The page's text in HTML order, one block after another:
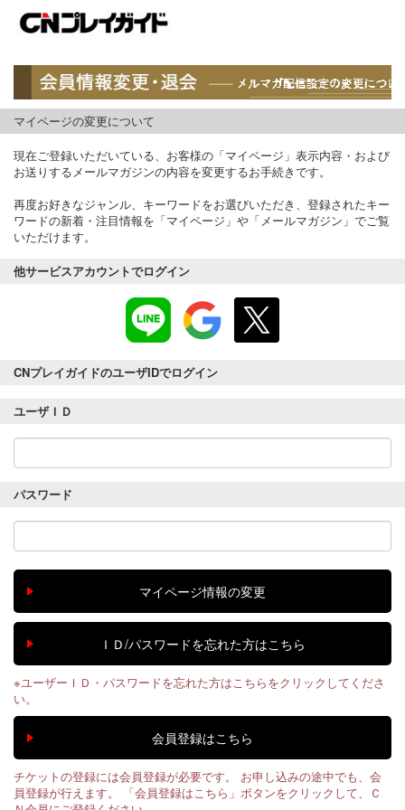
マイページの変更について
現在ご登録いただいている、お客様の「マイページ」表示内容・および
お送りするメールマガジンの内容を変更するお手続きです。
再度お好きなジャンル、キーワードをお選びいただき、登録されたキー
ワードの新着・注目情報を「マイページ」や「メールマガジン」でご覧
いただけます。
他サービスアカウントでログイン
CNプレイガイドのユーザIDでログイン
ユーザＩＤ
パスワード
※ユーザーＩＤ・パスワードを忘れた方はこちらをクリックしてくださ
い。
チケットの登録には会員登録が必要です。 お申し込みの途中でも、会
員登録が行えます。 「会員登録はこちら」ボタンをクリックして、Ｃ